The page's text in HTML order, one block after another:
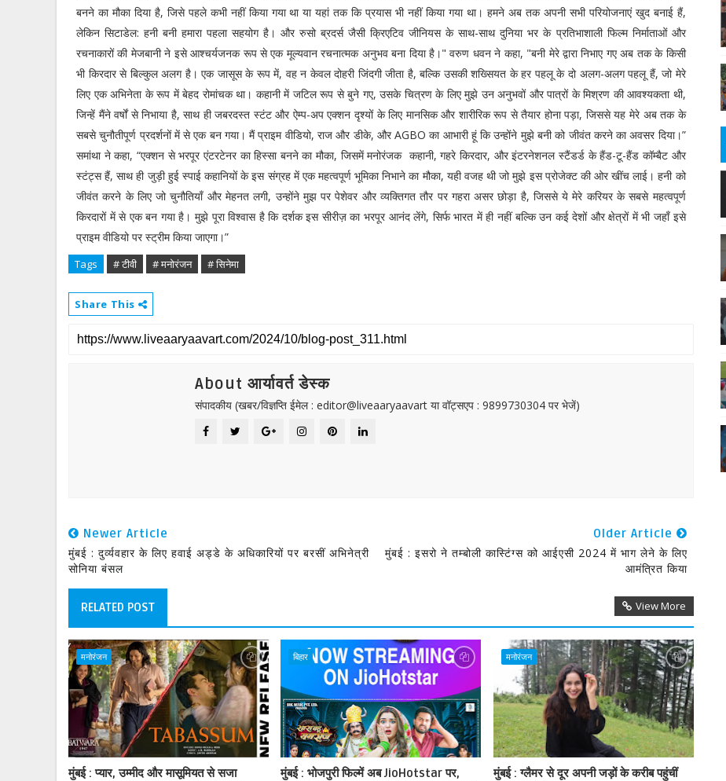
बनने का मौका दिया है, जिसे पहले कभी नहीं किया गया था या यहां तक ​​कि प्रयास भी नहीं किया गया था। हमने अब तक अपनी सभी परियोजनाएं खुद बनाई हैं,
लेकिन सिटाडेल: हनी बनी हमारा पहला सहयोग है। और रुसो ब्रदर्स जैसी क्रिएटिव जीनियस के साथ-साथ दुनिया भर के प्रतिभाशाली फिल्म निर्माताओं और
रचनाकारों की मेजबानी ने इसे आश्चर्यजनक रूप से एक मूल्यवान रचनात्मक अनुभव बना दिया है।" वरुण धवन ने कहा, "बनी मेरे द्वारा निभाए गए अब तक के किसी
भी किरदार से बिल्कुल अलग है। एक जासूस के रूप में, वह न केवल दोहरी जिंदगी जीता है, बल्कि उसकी शख्सियत के हर पहलू के दो अलग-अलग पहलू हैं, जो मेरे
लिए एक अभिनेता के रूप में बेहद रोमांचक था। कहानी में जटिल रूप से बुने गए, उसके चित्रण के लिए मुझे उन अनुभवों और पात्रों के मिश्रण की आवश्यकता थी,
जिन्हें मैंने वर्षों से निभाया है, साथ ही जबरदस्त स्टंट और ऐम्प-अप एक्शन दृश्यों के लिए मानसिक और शारीरिक रूप से तैयार होना पड़ा, जिससे यह मेरे अब तक के
सबसे चुनौतीपूर्ण प्रदर्शनों में से एक बन गया। मैं प्राइम वीडियो, राज और डीके, और AGBO का आभारी हूं कि उन्होंने मुझे बनी को जीवंत करने का अवसर दिया।”
समांथा ने कहा, “एक्शन से भरपूर एंटरटेनर का हिस्सा बनने का मौका, जिसमें मनोरंजक कहानी, गहरे किरदार, और इंटरनेशनल स्टैंडर्ड के हैंड-टू-हैंड कॉम्बैट और
स्टंट्स हैं, साथ ही जुड़ी हुई स्पाई कहानियों के इस संग्रह में एक महत्वपूर्ण भूमिका निभाने का मौका, यही वजह थी जो मुझे इस प्रोजेक्ट की ओर खींच लाई। हनी को
जीवंत करने के लिए जो चुनौतियाँ और मेहनत लगी, उन्होंने मुझ पर पेशेवर और व्यक्तिगत तौर पर गहरा असर छोड़ा है, जिससे ये मेरे करियर के सबसे महत्वपूर्ण
किरदारों में से एक बन गया है। मुझे पूरा विश्वास है कि दर्शक इस सीरीज़ का भरपूर आनंद लेंगे, सिर्फ भारत में ही नहीं बल्कि उन कई देशों और क्षेत्रों में भी जहाँ इसे
प्राइम वीडियो पर स्ट्रीम किया जाएगा।”
Tags # टीवी # मनोरंजन # सिनेमा
Share This
About आर्यावर्त डेस्क
संपादकीय (खबर/विज्ञप्ति ईमेल : editor@liveaaryaavart या वॉट्सएप : 9899730304 पर भेजें)
Newer Article
मुंबई : दुर्व्यवहार के लिए हवाई अड्डे के अधिकारियों पर बरसीं अभिनेत्री
सोनिया बंसल
Older Article
मुंबई : इसरो ने तम्बोली कास्टिंग्स को आईएसी 2024 में भाग लेने के लिए
आमंत्रित किया
RELATED POST View More
मनोरंजन
मुंबई : प्यार, उम्मीद और मासूमियत से सजा
बिहार
मुंबई : भोजपुरी फिल्में अब JioHotstar पर,
मनोरंजन
मुंबई : ग्लैमर से दूर अपनी जड़ों के करीब पहुंचीं